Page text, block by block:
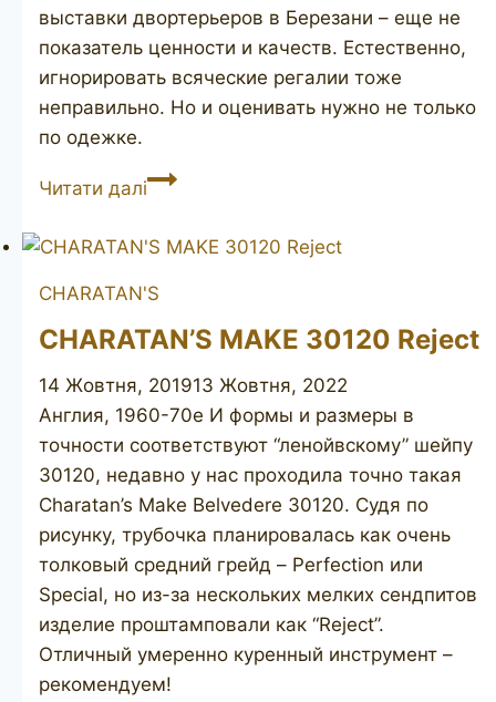
выставки двортерьеров в Березани – еще не
показатель ценности и качеств. Естественно,
игнорировать всяческие регалии тоже
неправильно. Но и оценивать нужно не только
по одежке.
Читати даліCHARATAN
+
CHARATAN'S
CHARATAN’S MAKE 30120 Reject
14 Жовтня, 201913 Жовтня, 2022
Англия, 1960-70е И формы и размеры в
точности соответствуют “ленойвскому” шейпу
30120, недавно у нас проходила точно такая
Charatan’s Make Belvedere 30120. Судя по
рисунку, трубочка планировалась как очень
толковый средний грейд – Perfection или
Special, но из-за нескольких мелких сендпитов
изделие проштамповали как “Reject”.
Отличный умеренно куренный инструмент –
рекомендуем!